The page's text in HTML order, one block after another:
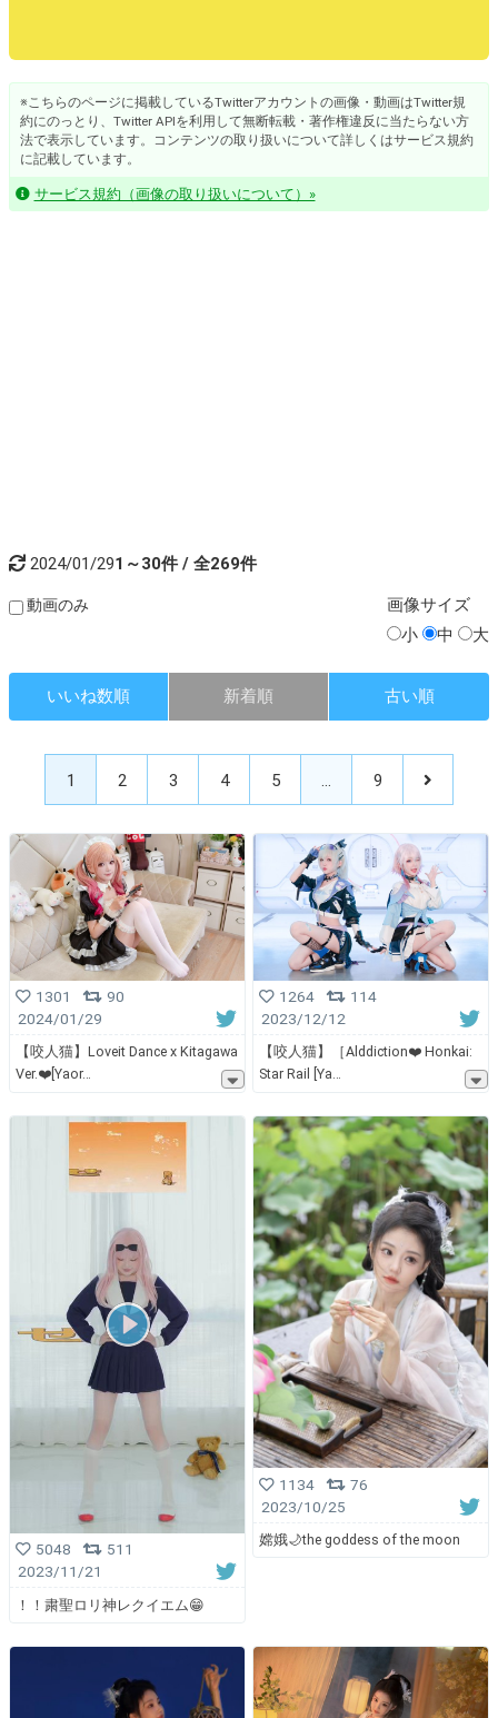
※こちらのページに掲載しているTwitterアカウントの画像・動画はTwitter規
約にのっとり、Twitter APIを利用して無断転載・著作権違反に当たらない方
法で表示しています。コンテンツの取り扱いについて詳しくはサービス規約
に記載しています。
サービス規約（画像の取り扱いについて）»
2024/01/291～30件 / 全269件
動画のみ 画像サイズ
小
中 大
いいね数順 新着順 古い順
1 2 3 4 5 … 9
1301
90
2024/01/29
【咬人猫】Loveit Dance x Kitagawa
Ver.❤️[Yaor
1264
114
2023/12/12
【咬人猫】［Alddiction❤️ Honkai:
Star Rail [Ya
5048
511
2023/11/21
！！粛聖ロリ神レクイエム😁
1134
76
2023/10/25
嫦娥🌙the goddess of the moon